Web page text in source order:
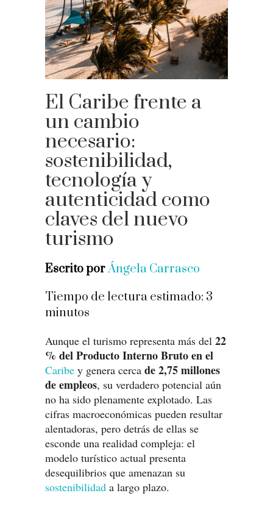
El Caribe frente a
un cambio
necesario:
sostenibilidad,
tecnología y
autenticidad como
claves del nuevo
turismo
Escrito porÁngela Carrasco
Tiempo de lectura estimado: 3
minutos
Aunque el turismo representa más del 22
% del Producto Interno Bruto en el
Caribe y genera cerca de 2,75 millones
de empleos, su verdadero potencial aún
no ha sido plenamente explotado. Las
cifras macroeconómicas pueden resultar
alentadoras, pero detrás de ellas se
esconde una realidad compleja: el
modelo turístico actual presenta
desequilibrios que amenazan su
sostenibilidad a largo plazo.